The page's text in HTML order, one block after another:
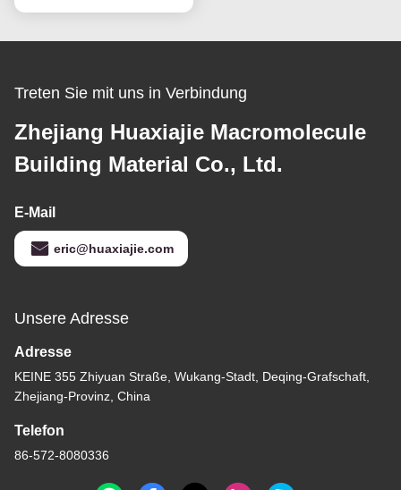
Treten Sie mit uns in Verbindung
Zhejiang Huaxiajie Macromolecule
Building Material Co., Ltd.
E-Mail
eric@huaxiajie.com
Unsere Adresse
Adresse
KEINE 355 Zhiyuan Straße, Wukang-Stadt, Deqing-Grafschaft,
Zhejiang-Provinz, China
Telefon
86-572-8080336